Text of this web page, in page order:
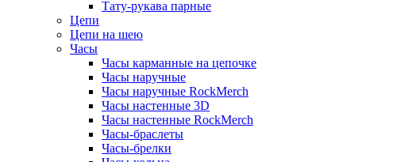
Тату-рукава парные
Цепи
Цепи на шею
Часы
Часы карманные на цепочке
Часы наручные
Часы наручные RockMerch
Часы настенные 3D
Часы настенные RockMerch
Часы-браслеты
Часы-брелки